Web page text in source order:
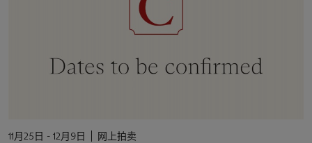
11月25日 - 12月9日
网上拍卖